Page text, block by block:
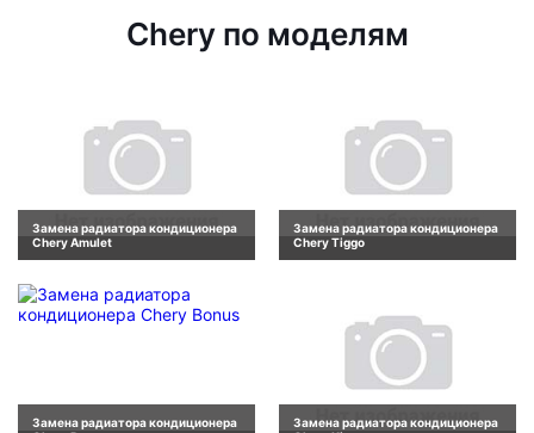
Chery по моделям
Замена радиатора кондиционера
Chery Amulet
Замена радиатора кондиционера
Chery Tiggo
Замена радиатора кондиционера
Замена радиатора кондиционера